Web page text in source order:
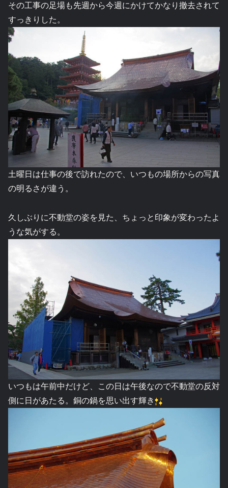
その工事の足場も先週から今週にかけてかなり撤去されて
すっきりした。
土曜日は仕事の後で訪れたので、いつもの場所からの写真
の明るさが違う。
久しぶりに不動堂の姿を見た、ちょっと印象が変わったよ
うな気がする。
いつもは午前中だけど、この日は午後なので不動堂の反対
側に日があたる。銅の鍋を思い出す輝き